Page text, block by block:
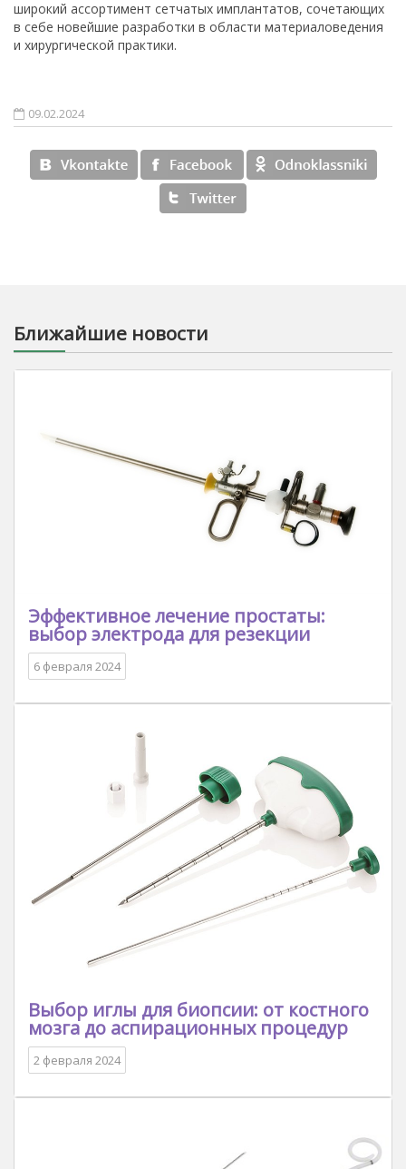
широкий ассортимент сетчатых имплантатов, сочетающих
в себе новейшие разработки в области материаловедения
и хирургической практики.
09.02.2024
Ближайшие новости
Эффективное лечение простаты:
выбор электрода для резекции
6 февраля 2024
Выбор иглы для биопсии: от костного
мозга до аспирационных процедур
2 февраля 2024